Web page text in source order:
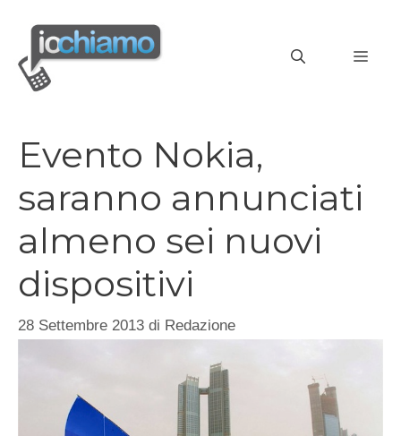
contenuto
Evento Nokia,
saranno annunciati
almeno sei nuovi
dispositivi
28 Settembre 2013 di Redazione